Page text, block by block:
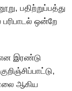
பதிற்றுப்பத்து
பரிபாடல் ஒன்றே
என இரண்டு
ஆகிய